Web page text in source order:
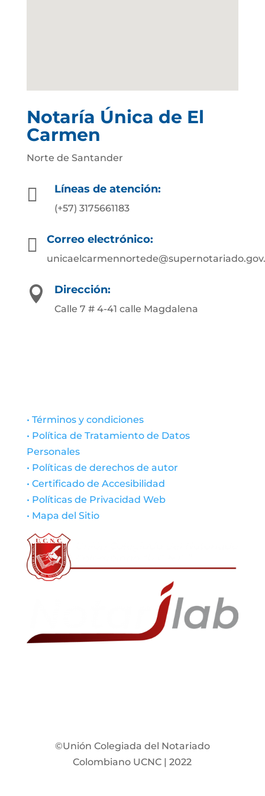
Notaría Única de El
Carmen
Norte de Santander
 Líneas de atención:
(+57) 3175661183
 Correo electrónico:
 Dirección:
Calle 7 # 4-41 calle Magdalena
• Términos y condiciones
• Política de Tratamiento de Datos
Personales
• Políticas de derechos de autor
• Certificado de Accesibilidad
• Políticas de Privacidad Web
• Mapa del Sitio
©Unión Colegiada del Notariado
Colombiano UCNC | 2022